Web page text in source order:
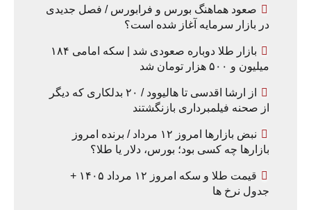
صعود هماهنگ بورس و فرابورس / فصل جدیدی
در بازار سرمایه آغاز شده است؟
بازار طلا دوباره صعودی شد | سکه امامی ۱۸۴
میلیون و ۵۰۰ هزار تومان شد
از ارشا اقدسی تا هالیوود / ۲۰ بدلکاری که دیگر
از صحنه فیلمبرداری بازنگشتند
نبض بازارها امروز ۱۲ مرداد / برنده امروز
بازارها چه کسی بود؛ بورس، دلار یا طلا؟
قیمت طلا و سکه امروز ۱۲ مرداد ۱۴۰۵ +
جدول نرخ ها